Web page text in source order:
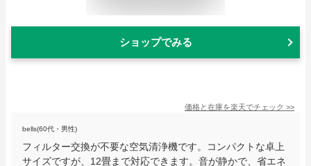
ショップでみる
価格と在庫を楽天でチェック >>
bells(60代・男性)
フィルター交換が不要な空気清浄機です。コンパクトな卓上
サイズですが、12畳まで対応できます。音が静かで、省エネ